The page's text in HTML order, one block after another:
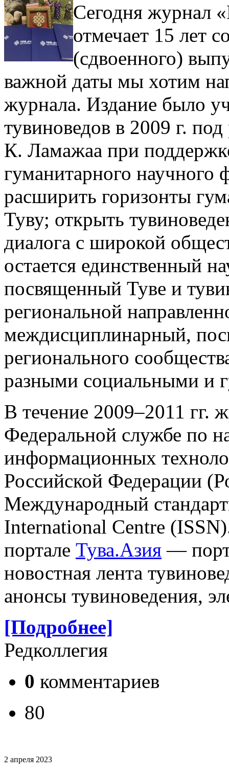
Сегодня журнал
отмечает 15 лет
(сдвоенного)
важной даты мы хотим
журнала. Издание было
тувиноведов в 2009 г.
К. Ламажаа при
гуманитарного научного
расширить горизонты
Туву; открыть
диалога с широкой
остается единственный
посвященный Туве и
региональной
междисциплинарный,
регионального
разными социальными и
В течение 2009–2011 гг.
Федеральной службе по
информационных
Российской Федерации
Международный
International Centre
портале Тува.Азия —
новостная лента
анонсы тувиноведения,
[Подробнее]
Редколлегия
0 комментариев
80
2 апреля 2023